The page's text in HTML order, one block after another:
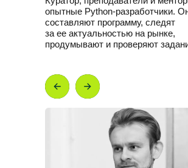
опытные Python-разработчики.
составляют программу, следят
за ее актуальностью на рынке,
продумывают и проверяют